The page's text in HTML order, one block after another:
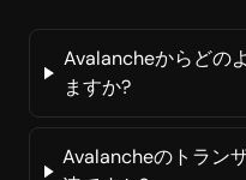
Avalancheからどの
ますか?
Avalancheのトラン